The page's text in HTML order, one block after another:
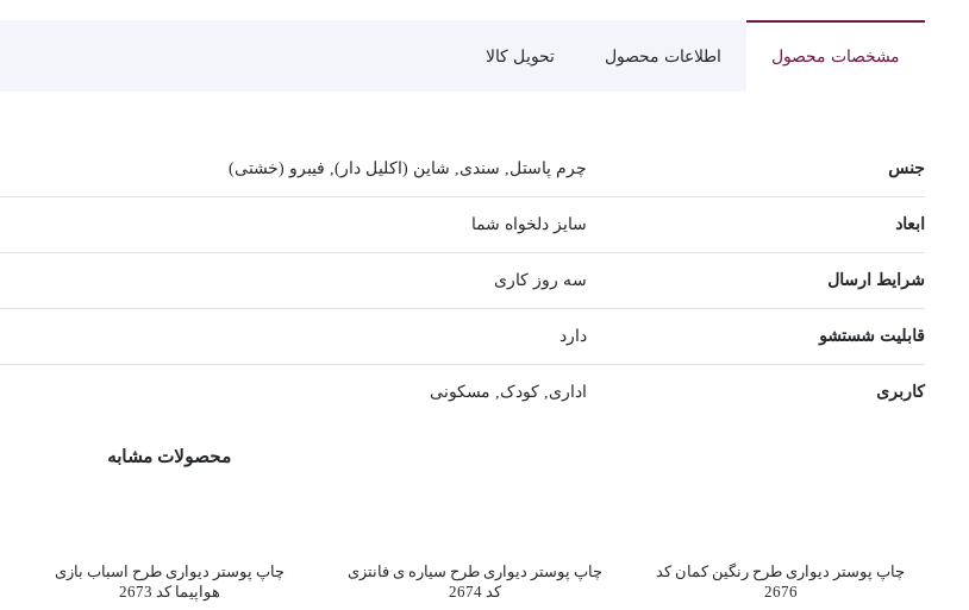
مشخصات محصول اطلاعات محصول تحویل کالا
جنس چرم پاستل, سندی, شاین (اکلیل دار), فیبرو (خشتی)
ابعاد سایز دلخواه شما
شرایط ارسال سه روز کاری
قابلیت شستشو دارد
کاربری اداری, کودک, مسکونی
محصولات مشابه
چاپ پوستر دیواری طرح رنگین کمان کد
2676
چاپ پوستر دیواری طرح سیاره ی فانتزی
کد 2674
چاپ پوستر دیواری طرح اسباب بازی
هواپیما کد 2673